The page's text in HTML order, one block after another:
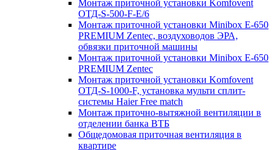
Монтаж приточной установки Komfovent
ОТД-S-500-F-E/6
Монтаж приточной установки Minibox E-650
PREMIUM Zentec, воздуховодов ЭРА,
обвязки приточной машины
Монтаж приточной установки Minibox E-650
PREMIUM Zentec
Монтаж приточной установки Komfovent
ОТД-S-1000-F, установка мульти сплит-
системы Haier Free match
Монтаж приточно-вытяжной вентиляции в
отделении банка ВТБ
Общедомовая приточная вентиляция в
квартире